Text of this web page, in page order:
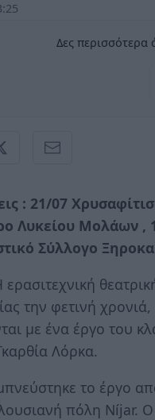
Δες περισσότερα
: 21/07
Λυκείου Μολάων ,
Σύλλογο
την φετινή
με ένα έργο του
Λόρκα.
το έργο
πόλη Níjar. Ο